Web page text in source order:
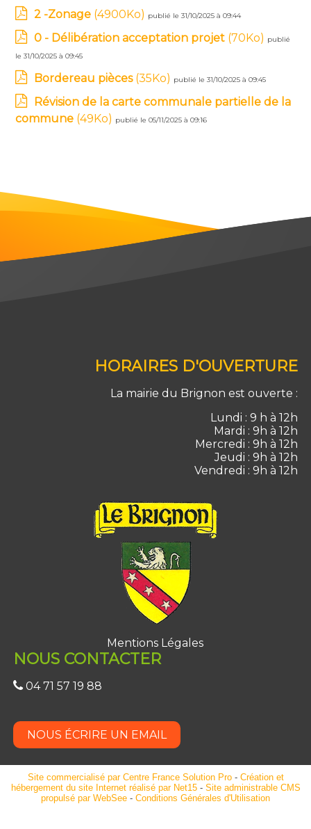
2 -Zonage (4900Ko) publié le 31/10/2025 à 09:44
0 - Délibération acceptation projet (70Ko) publié
le 31/10/2025 à 09:45
Bordereau pièces(35Ko) publié le 31/10/2025 à 09:45
Révision de la carte communale partielle de la
commune (49Ko) publié le 05/11/2025 à 09:16
HORAIRES D'OUVERTURE
La mairie du Brignon est ouverte :
Lundi : 9 h à 12h
Mardi : 9h à 12h
Mercredi : 9h à 12h
Jeudi : 9h à 12h
Vendredi : 9h à 12h
Mentions Légales
NOUS CONTACTER
04 71 57 19 88
NOUS ÉCRIRE UN EMAIL
Site commercialisé par Centre France Solution Pro- Création et
hébergement du site Internet réalisé par Net15- Site administrable CMS
propulsé par WebSee - Conditions Générales d'Utilisation